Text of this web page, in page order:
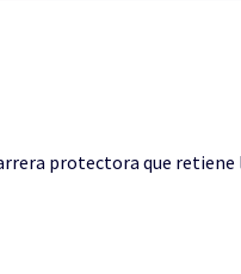
protectora que